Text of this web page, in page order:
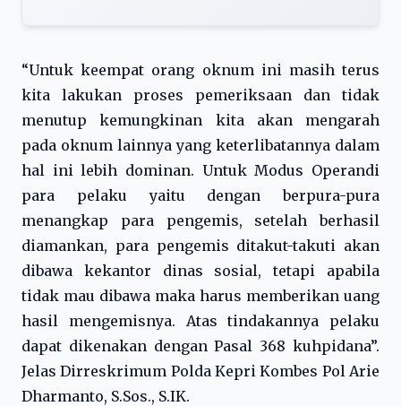
“Untuk keempat orang oknum ini masih terus
kita lakukan proses pemeriksaan dan tidak
menutup kemungkinan kita akan mengarah
pada oknum lainnya yang keterlibatannya dalam
hal ini lebih dominan. Untuk Modus Operandi
para pelaku yaitu dengan berpura-pura
menangkap para pengemis, setelah berhasil
diamankan, para pengemis ditakut-takuti akan
dibawa kekantor dinas sosial, tetapi apabila
tidak mau dibawa maka harus memberikan uang
hasil mengemisnya. Atas tindakannya pelaku
dapat dikenakan dengan Pasal 368 kuhpidana”.
Jelas Dirreskrimum Polda Kepri Kombes Pol Arie
Dharmanto, S.Sos., S.IK.